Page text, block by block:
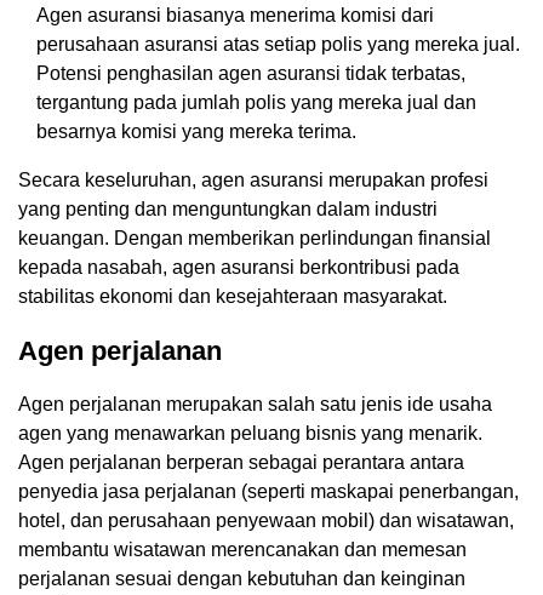
Agen asuransi biasanya menerima komisi dari
perusahaan asuransi atas setiap polis yang mereka jual.
Potensi penghasilan agen asuransi tidak terbatas,
tergantung pada jumlah polis yang mereka jual dan
besarnya komisi yang mereka terima.
Secara keseluruhan, agen asuransi merupakan profesi
yang penting dan menguntungkan dalam industri
keuangan. Dengan memberikan perlindungan finansial
kepada nasabah, agen asuransi berkontribusi pada
stabilitas ekonomi dan kesejahteraan masyarakat.
Agen perjalanan
Agen perjalanan merupakan salah satu jenis ide usaha
agen yang menawarkan peluang bisnis yang menarik.
Agen perjalanan berperan sebagai perantara antara
penyedia jasa perjalanan (seperti maskapai penerbangan,
hotel, dan perusahaan penyewaan mobil) dan wisatawan,
membantu wisatawan merencanakan dan memesan
perjalanan sesuai dengan kebutuhan dan keinginan